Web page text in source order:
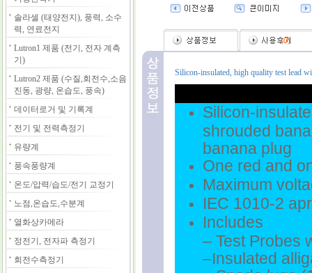
솔라셀 (태양전지), 풍력, 소수
력, 연료전지
Lutron1 제품 (전기, 전자 계측
기)
Lutron2 제품 (수질,회전수,소음
진동, 광량, 온습도, 풍속)
데이터로거 및 기록계
전기 및 전력측정기
유량계
풍속풍량계
온도/압력/습도/전기 교정기
노점,온습도,수분계
열화상카메라
정전기, 전자파 측정기
회전수측정기
(0)
Silicon-insulated, high quality test lead
Silicon-
shrouded
banana plug
One red and
Maximum
IEC 1010-2
Includes
– Test Probes
–Insulated